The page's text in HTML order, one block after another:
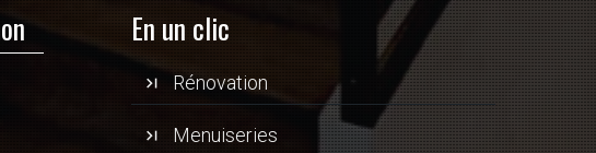
En un clic
Rénovation
Menuiseries